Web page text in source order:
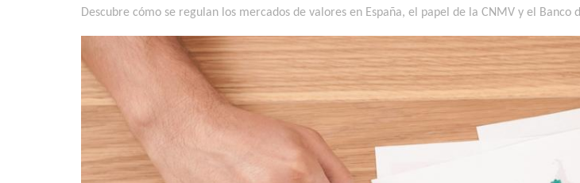
Descubre cómo se regulan los mercados de valores en España, el papel de la CNMV y el Banco